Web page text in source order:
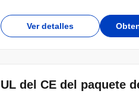
Ver detalles
UL del CE del paquete